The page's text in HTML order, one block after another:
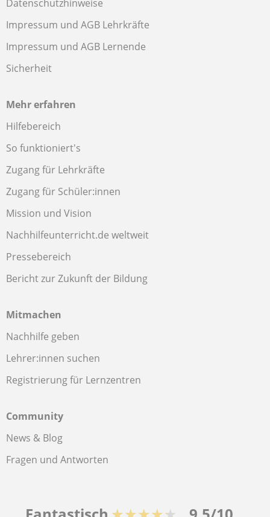
Datenschutzhinweise
Impressum und AGB Lehrkräfte
Impressum und AGB Lernende
Sicherheit
Mehr erfahren
Hilfebereich
So funktioniert's
Zugang für Lehrkräfte
Zugang für Schüler:innen
Mission und Vision
Nachhilfeunterricht.de weltweit
Pressebereich
Bericht zur Zukunft der Bildung
Mitmachen
Nachhilfe geben
Lehrer:innen suchen
Registrierung für Lernzentren
Community
News & Blog
Fragen und Antworten